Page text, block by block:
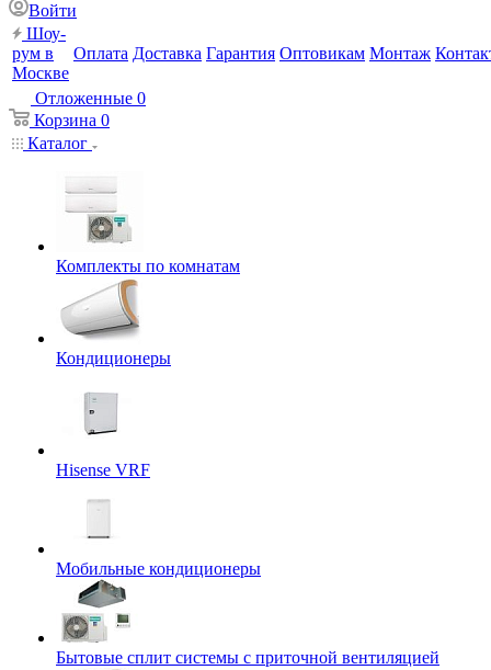
Войти
Шоу-
рум в
Москве
Оплата Доставка Гарантия Оптовикам Монтаж
Отложенные 0
Корзина 0
Каталог
Комплекты по комнатам
Кондиционеры
Hisense VRF
Мобильные кондиционеры
Бытовые сплит системы с приточной вентиляцией